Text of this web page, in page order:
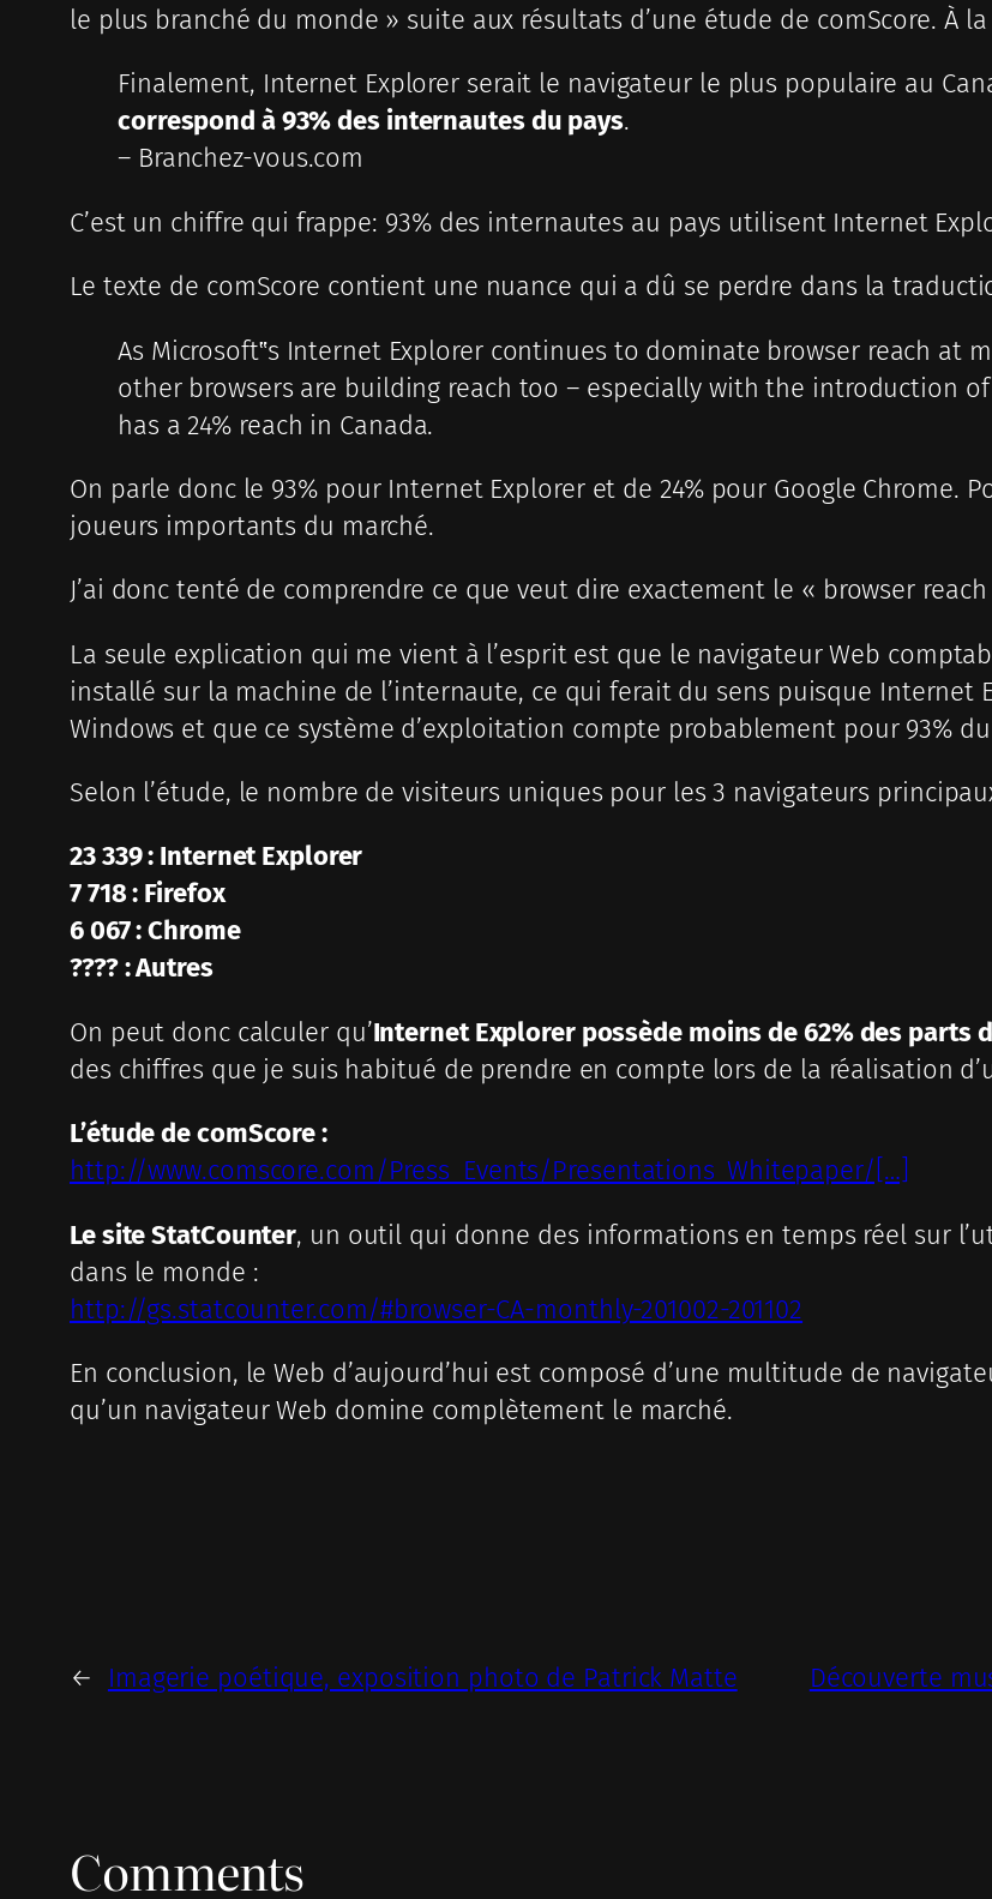
le plus branché du monde » suite aux résultats d’une étude de comScore. À
Finalement, Internet Explorer serait le navigateur le plus populaire au
correspond à 93% des internautes du pays.
– Branchez-vous.com
C’est un chiffre qui frappe: 93% des internautes au pays utilisent Internet
Le texte de comScore contient une nuance qui a dû se perdre dans la
As Microsoft‟s Internet Explorer continues to dominate browser reach at
other browsers are building reach too – especially with the introduction of
has a 24% reach in Canada.
On parle donc le 93% pour Internet Explorer et de 24% pour Google Chrome.
joueurs importants du marché.
J’ai donc tenté de comprendre ce que veut dire exactement le « browser
La seule explication qui me vient à l’esprit est que le navigateur Web
installé sur la machine de l’internaute, ce qui ferait du sens puisque Internet
Windows et que ce système d’exploitation compte probablement pour 93%
Selon l’étude, le nombre de visiteurs uniques pour les 3 navigateurs
23 339 : Internet Explorer
7 718 : Firefox
6 067 : Chrome
???? : Autres
On peut donc calculer qu’Internet Explorer possède moins de 62% des parts
des chiffres que je suis habitué de prendre en compte lors de la réalisation
L’étude de comScore :
http://www.comscore.com/Press_Events/Presentations_Whitepaper/[…]
Le site StatCounter, un outil qui donne des informations en temps réel sur
dans le monde :
http://gs.statcounter.com/#browser-CA-monthly-201002-201102
En conclusion, le Web d’aujourd’hui est composé d’une multitude de
qu’un navigateur Web domine complètement le marché.
← Imagerie poétique, exposition photo de Patrick Matte Découverte
Comments